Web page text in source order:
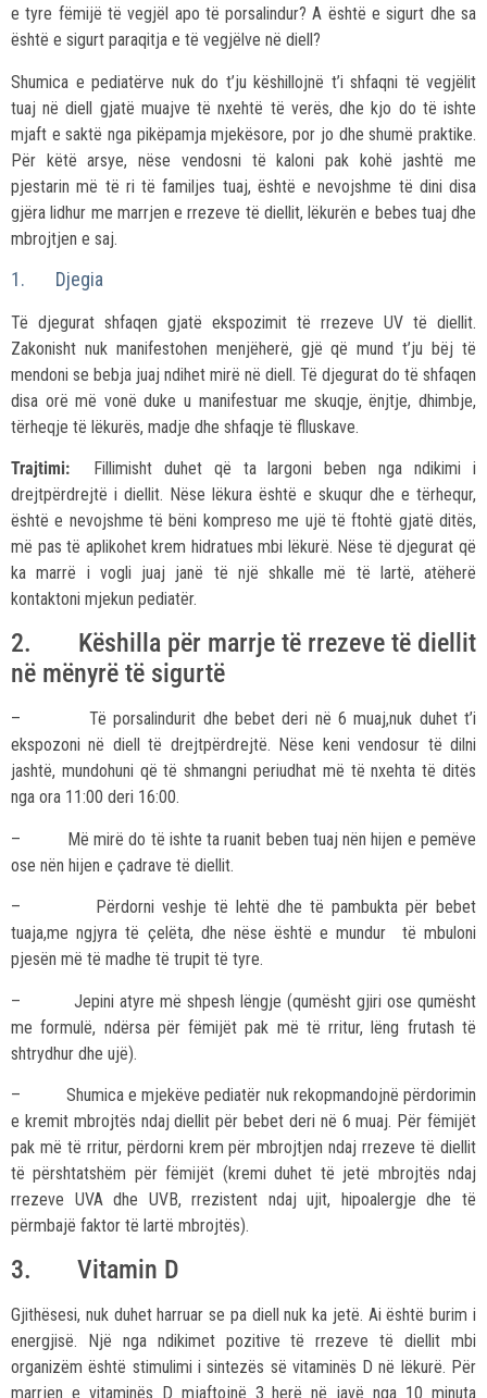
e tyre fëmijë të vegjël apo të porsalindur? A është e sigurt dhe sa
është e sigurt paraqitja e të vegjëlve në diell?
Shumica e pediatërve nuk do t’ju këshillojnë t’i shfaqni të vegjëlit
tuaj në diell gjatë muajve të nxehtë të verës, dhe kjo do të ishte
mjaft e saktë nga pikëpamja mjekësore, por jo dhe shumë praktike.
Për këtë arsye, nëse vendosni të kaloni pak kohë jashtë me
pjestarin më të ri të familjes tuaj, është e nevojshme të dini disa
gjëra lidhur me marrjen e rrezeve të diellit, lëkurën e bebes tuaj dhe
mbrojtjen e saj.
1. Djegia
Të djegurat shfaqen gjatë ekspozimit të rrezeve UV të diellit.
Zakonisht nuk manifestohen menjëherë, gjë që mund t’ju bëj të
mendoni se bebja juaj ndihet mirë në diell. Të djegurat do të shfaqen
disa orë më vonë duke u manifestuar me skuqje, ënjtje, dhimbje,
tërheqje të lëkurës, madje dhe shfaqje të flluskave.
Trajtimi: Fillimisht duhet që ta largoni beben nga ndikimi i
drejtpërdrejtë i diellit. Nëse lëkura është e skuqur dhe e tërhequr,
është e nevojshme të bëni kompreso me ujë të ftohtë gjatë ditës,
më pas të aplikohet krem hidratues mbi lëkurë. Nëse të djegurat që
ka marrë i vogli juaj janë të një shkalle më të lartë, atëherë
kontaktoni mjekun pediatër.
2. Këshilla për marrje të rrezeve të diellit
në mënyrë të sigurtë
– Të porsalindurit dhe bebet deri në 6 muaj,nuk duhet t’i
ekspozoni në diell të drejtpërdrejtë. Nëse keni vendosur të dilni
jashtë, mundohuni që të shmangni periudhat më të nxehta të ditës
nga ora 11:00 deri 16:00.
– Më mirë do të ishte ta ruanit beben tuaj nën hijen e pemëve
ose nën hijen e çadrave të diellit.
– Përdorni veshje të lehtë dhe të pambukta për bebet
tuaja,me ngjyra të çelëta, dhe nëse është e mundur të mbuloni
pjesën më të madhe të trupit të tyre.
– Jepini atyre më shpesh lëngje (qumësht gjiri ose qumësht
me formulë, ndërsa për fëmijët pak më të rritur, lëng frutash të
shtrydhur dhe ujë).
– Shumica e mjekëve pediatër nuk rekopmandojnë përdorimin
e kremit mbrojtës ndaj diellit për bebet deri në 6 muaj. Për fëmijët
pak më të rritur, përdorni krem për mbrojtjen ndaj rrezeve të diellit
të përshtatshëm për fëmijët (kremi duhet të jetë mbrojtës ndaj
rrezeve UVA dhe UVB, rrezistent ndaj ujit, hipoalergje dhe të
përmbajë faktor të lartë mbrojtës).
3. Vitamin D
Gjithësesi, nuk duhet harruar se pa diell nuk ka jetë. Ai është burim i
energjisë. Një nga ndikimet pozitive të rrezeve të diellit mbi
organizëm është stimulimi i sintezës së vitaminës D në lëkurë. Për
marrjen e vitaminës D mjaftojnë 3 herë në javë nga 10 minuta